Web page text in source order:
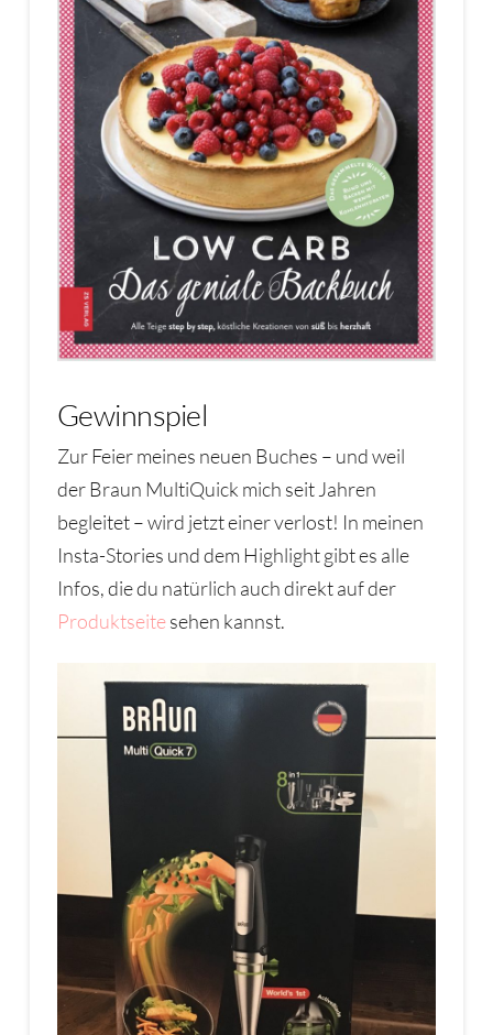
Gewinnspiel
Zur Feier meines neuen Buches – und weil
der Braun MultiQuick mich seit Jahren
begleitet – wird jetzt einer verlost! In meinen
Insta-Stories und dem Highlight gibt es alle
Infos, die du natürlich auch direkt auf der
Produktseitesehen kannst.